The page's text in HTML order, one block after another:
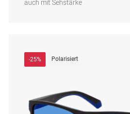
auch mit Sehstärke
-25% Polarisiert